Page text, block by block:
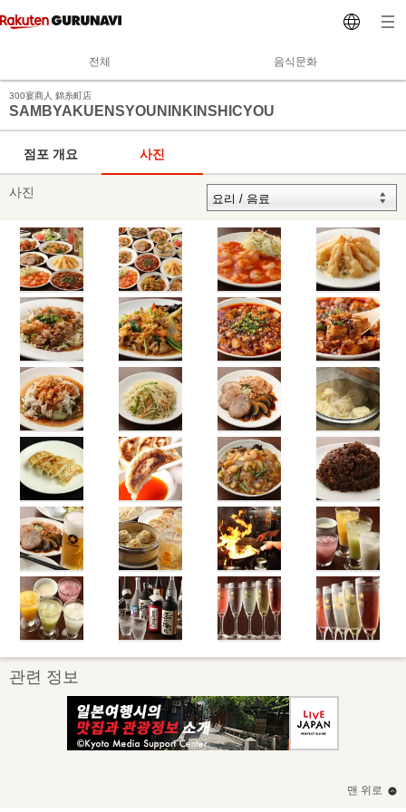
전체 음식문화
300宴商人 錦糸町店
SAMBYAKUENSYOUNINKINSHICYOU
점포 개요 사진
사진
관련 정보
맨 위로